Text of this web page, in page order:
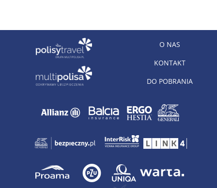
O NAS
KONTAKT
DO POBRANIA